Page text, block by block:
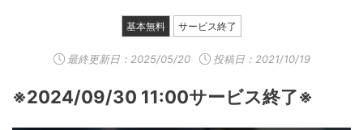
基本無料 サービス終了
最終更新日： 2025/05/20 投稿日：2021/10/19
※2024/09/30 11:00サービス終了※